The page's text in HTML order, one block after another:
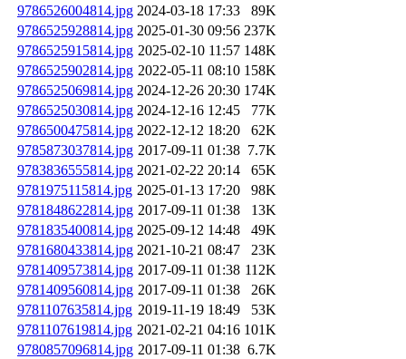
9786526004814.jpg 2024-03-18 17:33
89K
9786525928814.jpg 2025-01-30 09:56 237K
9786525915814.jpg 2025-02-10 11:57 148K
9786525902814.jpg 2022-05-11 08:10 158K
9786525069814.jpg 2024-12-26 20:30 174K
9786525030814.jpg 2024-12-16 12:45
77K
9786500475814.jpg 2022-12-12 18:20
62K
9785873037814.jpg 2017-09-11 01:38 7.7K
9783836555814.jpg 2021-02-22 20:14
65K
9781975115814.jpg 2025-01-13 17:20
98K
9781848622814.jpg 2017-09-11 01:38
13K
9781835400814.jpg 2025-09-12 14:48
49K
9781680433814.jpg 2021-10-21 08:47
23K
9781409573814.jpg 2017-09-11 01:38 112K
9781409560814.jpg 2017-09-11 01:38
26K
9781107635814.jpg 2019-11-19 18:49
53K
9781107619814.jpg 2021-02-21 04:16 101K
9780857096814.jpg 2017-09-11 01:38 6.7K